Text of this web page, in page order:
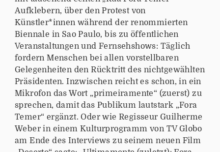
Aufklebern, über den Protest von
Künstler*innen während der renommierten
Biennale in Sao Paulo, bis zu öffentlichen
Veranstaltungen und Fernsehshows: Täglich
fordern Menschen bei allen vorstellbaren
Gelegenheiten den Rücktritt des nichtgewählten
Präsidenten. Inzwischen reicht es schon, in ein
Mikrofon das Wort „primeiramente“ (zuerst) zu
sprechen, damit das Publikum lautstark „Fora
Temer“ ergänzt. Oder wie Regisseur Guilherme
Weber in einem Kulturprogramm von TV Globo
am Ende des Interviews zu seinem neuen Film